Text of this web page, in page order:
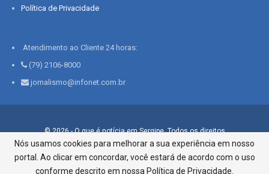
Política de Privacidade
Atendimento ao Cliente 24 horas:
(79) 2106-8000
jornalismo@infonet.com.br
© 2026 - O que é notícia em Sergipe. Todos os direitos
reservados.
Infonet - Rua Monsenhor Silveira 276, Bairro São José |
Aracaju-SE, CEP 49015-030, Fone: 79.2106.8000 - CI Centro de
Nós usamos cookies para melhorar a sua experiência em nosso
portal. Ao clicar em concordar, você estará de acordo com o uso
conforme descrito em nossa Política de Privacidade.